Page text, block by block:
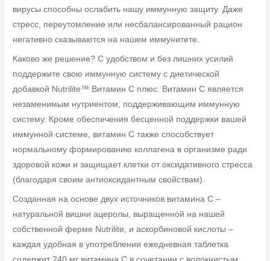
вирусы способны ослабить нашу иммунную защиту. Даже
стресс, переутомление или несбалансированный рацион
негативно сказываются на нашем иммунитете.
Каково же решение? С удобством и без лишних усилий
поддержите свою иммунную систему с диетической
добавкой Nutrilite™ Витамин C плюс. Витамин C является
незаменимым нутриентом, поддерживающим иммунную
систему. Кроме обеспечения бесценной поддержки вашей
иммунной системе, витамин C также способствует
нормальному формированию коллагена в организме ради
здоровой кожи и защищает клетки от оксидативного стресса
(благодаря своим антиоксидантным свойствам).
Созданная на основе двух источников витамина C –
натуральной вишни ацеролы, выращенной на нашей
собственной ферме Nutrilite, и аскорбиновой кислоты –
каждая удобная в употреблении ежедневная таблетка